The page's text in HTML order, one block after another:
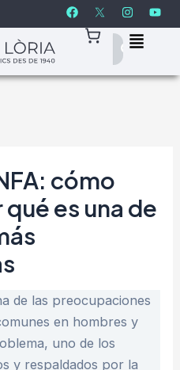
F
a
c
o
I
n
s
t
a
r
Y
o
u
e
cómo
es una de
de las preocupaciones
en hombres y
uno de los
y respaldados por la